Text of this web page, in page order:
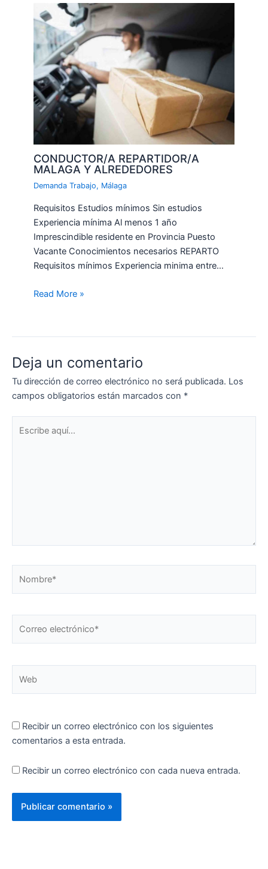
CONDUCTOR/A REPARTIDOR/A
MALAGA Y ALREDEDORES
Demanda Trabajo, Málaga
Requisitos Estudios mínimos Sin estudios
Experiencia mínima Al menos 1 año
Imprescindible residente en Provincia Puesto
Vacante Conocimientos necesarios REPARTO
Requisitos mínimos Experiencia minima entre…
Read More »
Deja un comentario
Tu dirección de correo electrónico no será publicada. Los
campos obligatorios están marcados con *
aquí...
Recibir un correo electrónico con los siguientes
comentarios a esta entrada.
Recibir un correo electrónico con cada nueva entrada.